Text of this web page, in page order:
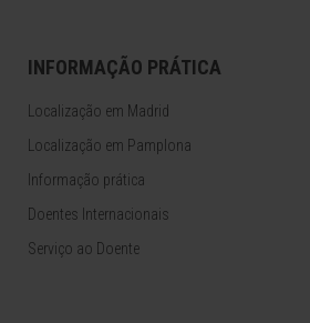
INFORMAÇÃO PRÁTICA
Localização em Madrid
Localização em Pamplona
Informação prática
Doentes Internacionais
Serviço ao Doente